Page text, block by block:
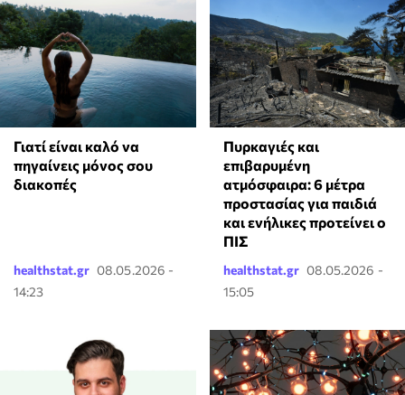
Γιατί είναι καλό να
πηγαίνεις μόνος σου
διακοπές
healthstat.gr 08.05.2026 -
14:23
Πυρκαγιές και
επιβαρυμένη
ατμόσφαιρα: 6 μέτρα
προστασίας για παιδιά
και ενήλικες προτείνει ο
ΠΙΣ
healthstat.gr 08.05.2026 -
15:05